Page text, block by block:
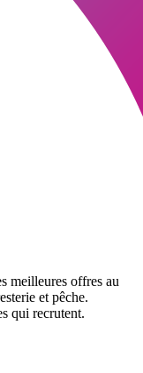
meilleures offres au
et pêche.
qui recrutent.